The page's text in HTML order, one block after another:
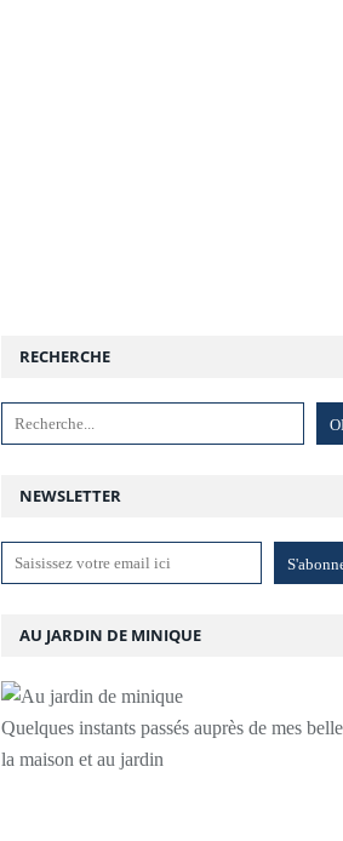
NEWSLETTER
RECHERCHE
AU JARDIN DE MINIQUE
Quelques instants passés auprès de mes
la maison et au jardin